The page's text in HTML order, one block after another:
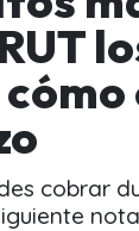
cobrar